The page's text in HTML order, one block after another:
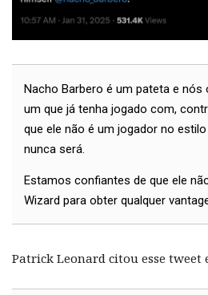
Nacho Barbero é um pateta e nós
um que já tenha jogado com,
que ele não é um jogador no
nunca será.
Estamos confiantes de que ele
Wizard para obter qualquer
Patrick Leonard citou esse tweet